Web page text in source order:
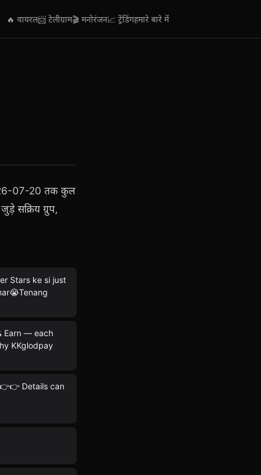
🔥 वायरल📨 टेलीग्राम🎬 मनोरंजन📈 ट्रेंडिंगहमारे बारे में
07-20 तक कुल
सक्रिय ग्रुप,
Stars ke si just
​Tenang
Earn — each
KKglodpay
Details can